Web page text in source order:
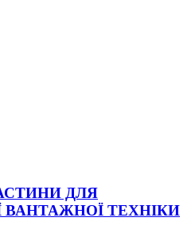
ДЛЯ
ВАНТАЖНОЇ ТЕХНІКИ